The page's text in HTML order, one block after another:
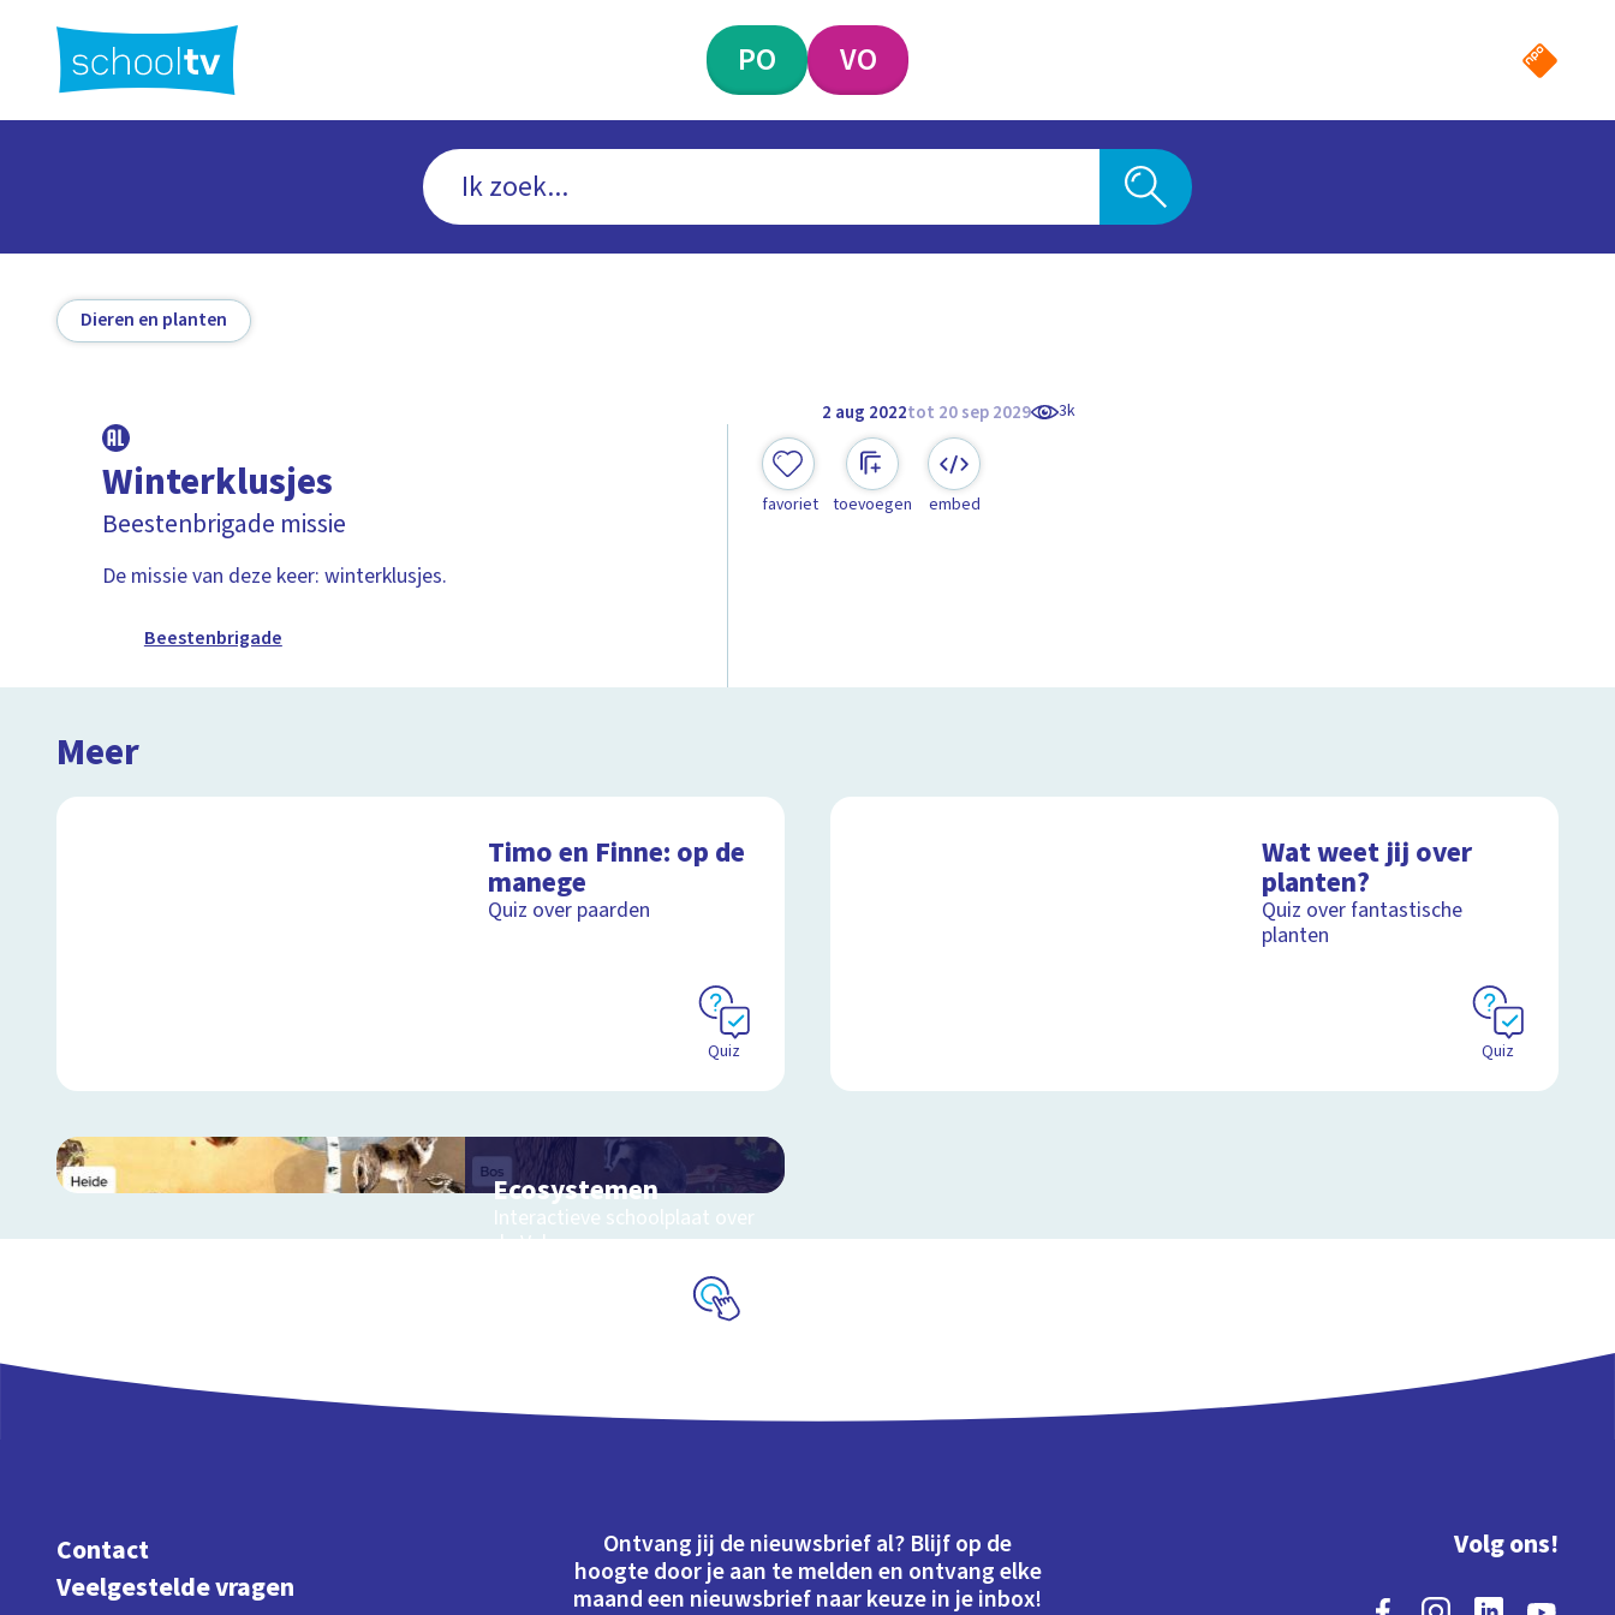
hoofdinhoud
PO VO
Dieren en planten
2 aug 2022tot 20 sep 2029 3k
Winterklusjes
Beestenbrigade missie
De missie van deze keer: winterklusjes.
Beestenbrigade
favoriet toevoegen embed
Meer
Timo en Finne: op de
manege
Quiz over paarden
Quiz
Wat weet jij over
planten?
Quiz over fantastische
planten
Quiz
Ecosystemen
Interactieve schoolplaat over
de Veluwe
Contact
Veelgestelde vragen
Ontvang jij de nieuwsbrief al? Blijf op de
hoogte door je aan te melden en ontvang elke
maand een nieuwsbrief naar keuze in je inbox!
Volg ons!